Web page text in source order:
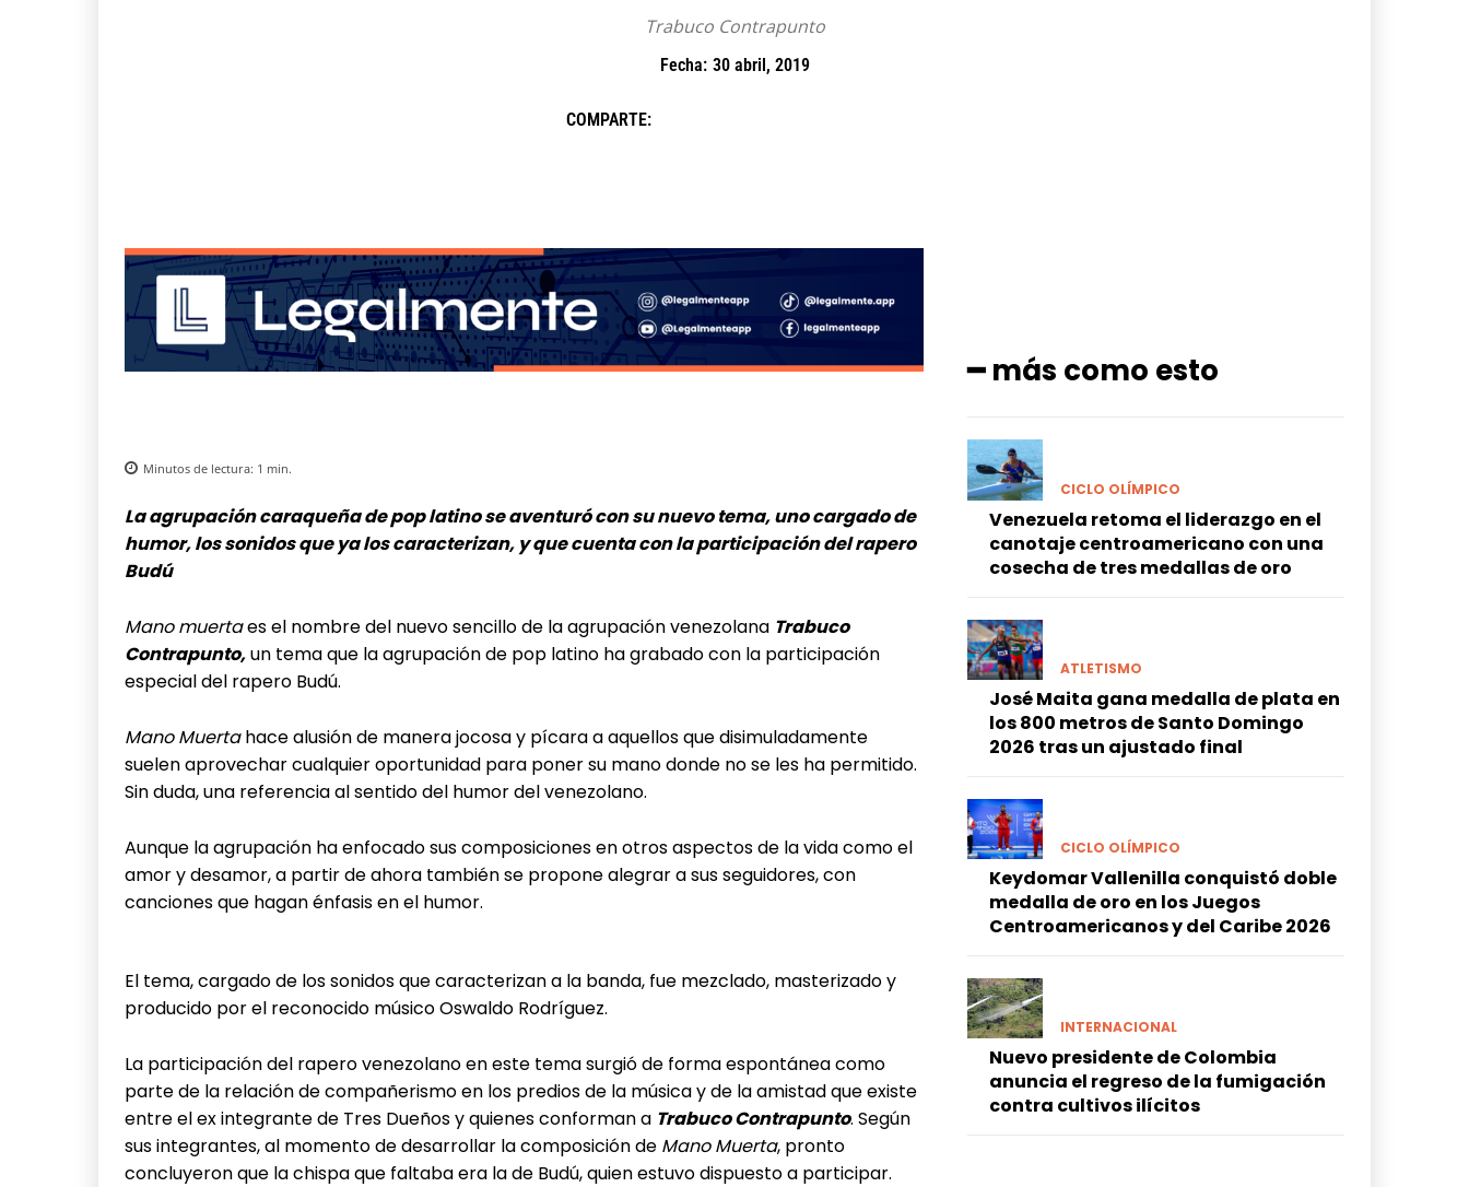
Trabuco Contrapunto
Fecha: 30 abril, 2019
COMPARTE:
Minutos de lectura: 1 min.
La agrupación caraqueña de pop latino se aventuró con su nuevo tema, uno cargado de
humor, los sonidos que ya los caracterizan, y que cuenta con la participación del rapero
Budú
Mano muertaes el nombre del nuevo sencillo de la agrupación venezolana Trabuco
Contrapunto,un tema que la agrupación de pop latino ha grabado con la participación
especial del rapero Budú.
Mano Muertahace alusión de manera jocosa y pícara a aquellos que disimuladamente
suelen aprovechar cualquier oportunidad para poner su mano donde no se les ha permitido.
Sin duda, una referencia al sentido del humor del venezolano.
Aunque la agrupación ha enfocado sus composiciones en otros aspectos de la vida como el
amor y desamor, a partir de ahora también se propone alegrar a sus seguidores, con
canciones que hagan énfasis en el humor.
El tema, cargado de los sonidos que caracterizan a la banda, fue mezclado, masterizado y
producido por el reconocido músico Oswaldo Rodríguez.
La participación del rapero venezolano en este tema surgió de forma espontánea como
parte de la relación de compañerismo en los predios de la música y de la amistad que existe
entre el ex integrante de Tres Dueños y quienes conforman a Trabuco Contrapunto. Según
sus integrantes, al momento de desarrollar la composición de Mano Muerta, pronto
concluyeron que la chispa que faltaba era la de Budú, quien estuvo dispuesto a participar.
━ más como esto
CICLO OLÍMPICO
Venezuela retoma el liderazgo en el
canotaje centroamericano con una
cosecha de tres medallas de oro
ATLETISMO
José Maita gana medalla de plata en
los 800 metros de Santo Domingo
2026 tras un ajustado final
CICLO OLÍMPICO
Keydomar Vallenilla conquistó doble
medalla de oro en los Juegos
Centroamericanos y del Caribe 2026
INTERNACIONAL
Nuevo presidente de Colombia
anuncia el regreso de la fumigación
contra cultivos ilícitos